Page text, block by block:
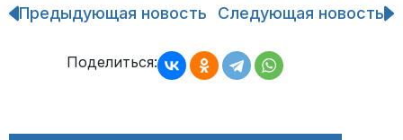
Навигация
записям
Предыдующая новость Следующая новость
Поделиться: